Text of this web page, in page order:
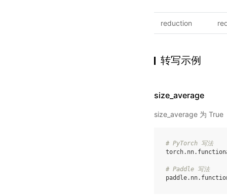
reduction
转写示例
size_average
size_average 为 True
# PyTorch 写法
torch. nn.
# Paddle 写法
paddle. nn.